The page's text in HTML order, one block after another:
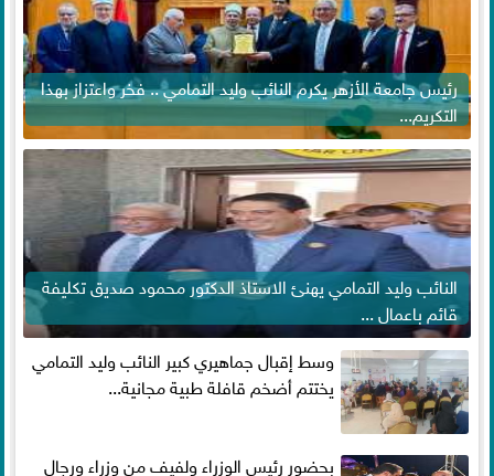
رئيس جامعة الأزهر يكرم النائب وليد التمامي .. فخر واعتزاز بهذا
التكريم...
النائب وليد التمامي يهنئ الاستاذ الدكتور محمود صديق تكليفة
قائم باعمال ...
وسط إقبال جماهيري كبير النائب وليد التمامي
يختتم أضخم قافلة طبية مجانية...
بحضور رئيس الوزراء ولفيف من وزراء ورجال